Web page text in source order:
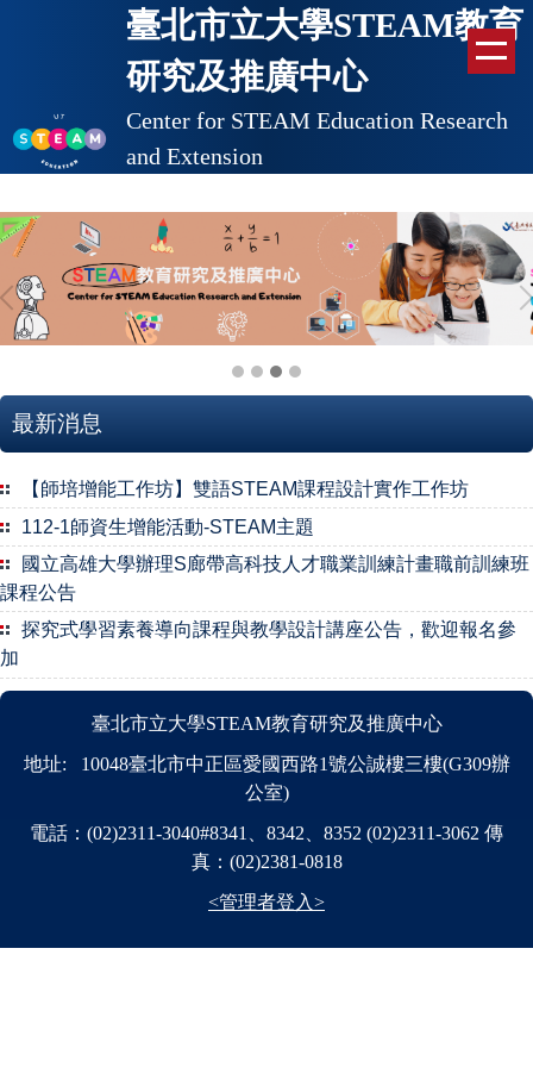
內
臺北市立大學STEAM教育
研究及推廣中心
Center for STEAM Education Research
and Extension
最新消息
【師培增能工作坊】雙語STEAM課程設計實作工作坊
112-1師資生增能活動-STEAM主題
國立高雄大學辦理S廊帶高科技人才職業訓練計畫職前訓練班
課程公告
探究式學習素養導向課程與教學設計講座公告，歡迎報名參
加
臺北市立大學STEAM教育研究及推廣中心
地址: 10048臺北市中正區愛國西路1號公誠樓三樓(G309辦
公室)
電話：(02)2311-3040#8341、8342、8352 (02)2311-3062 傳
真：(02)2381-0818
<管理者登入>